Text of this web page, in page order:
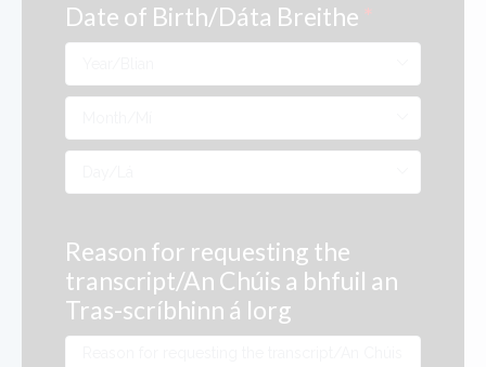
Date of Birth/Dáta Breithe *
Reason for requesting the
transcript/An Chúis a bhfuil an
Tras-scríbhinn á lorg